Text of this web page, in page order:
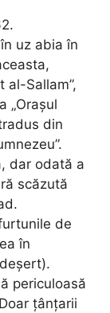
uz abia în
al-Sallam”,
„Orașul
din
dar odată a
scăzută
de
în
periculoasă
țânțarii